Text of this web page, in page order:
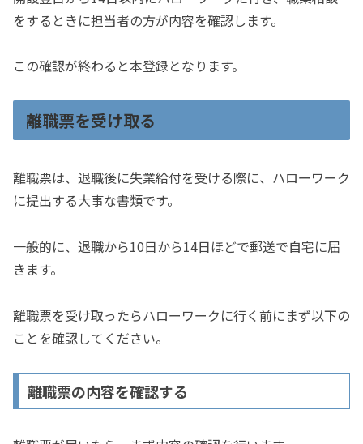
をするときに担当者の方が内容を確認します。
この確認が終わると本登録となります。
離職票を受け取る
離職票は、退職後に失業給付を受ける際に、ハローワーク
に提出する大事な書類です。
一般的に、退職から10日から14日ほどで郵送で自宅に届
きます。
離職票を受け取ったらハローワークに行く前にまず以下の
ことを確認してください。
離職票の内容を確認する